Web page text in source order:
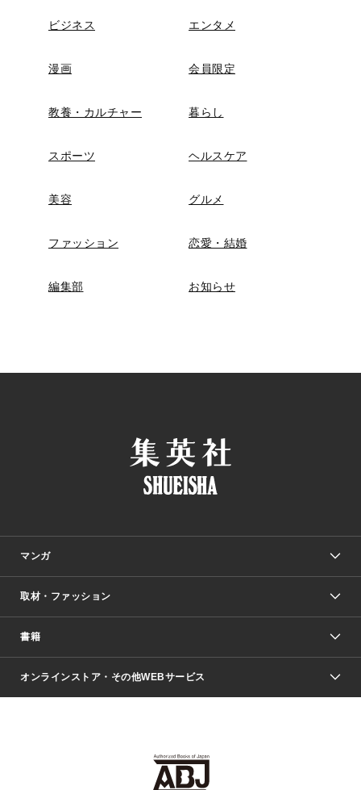
ビジネス エンタメ
漫画 会員限定
教養・カルチャー 暮らし
スポーツ ヘルスケア
美容 グルメ
ファッション 恋愛・結婚
編集部 お知らせ
マンガ
少年マンガ
Vジャンプ
週刊ヤングジャンプ
少女マンガ
取材・ファッション
Seventeen
芸能・情報・スポーツ
書籍
文芸・文庫・総合
ライトノベル・ノベライズ
オンラインストア・その他WEBサービス
SHUEISHA MANGA-ART HERITAGE